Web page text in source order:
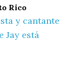
Rico
y cantante
Jay está